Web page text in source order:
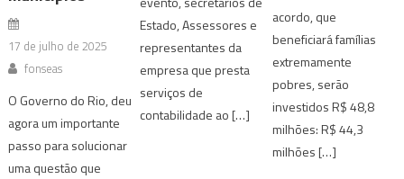
17 de julho de 2025
fonseas
O Governo do Rio, deu
agora um importante
passo para solucionar
uma questão que
Estado, Assessores e
representantes da
empresa que presta
serviços de
contabilidade ao […]
acordo, que
beneficiará famílias
extremamente
pobres, serão
investidos R$ 48,8
milhões: R$ 44,3
milhões […]